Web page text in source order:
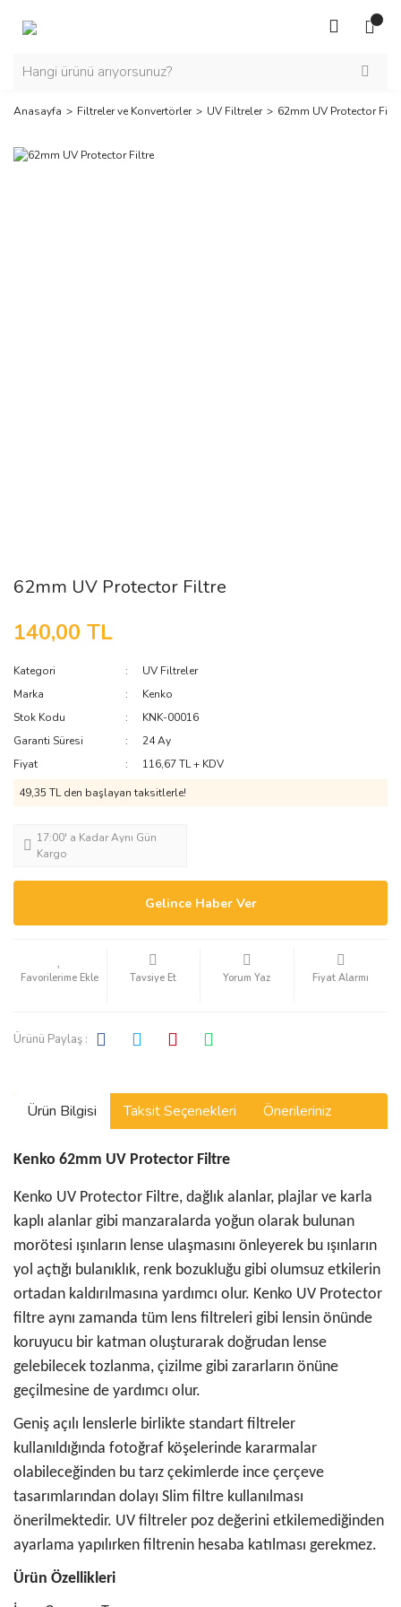
Anasayfa Filtreler ve Konvertörler UV Filtreler 62mm UV Protector
62mm UV Protector Filtre
140,00 TL
Kategori
UV Filtreler
Marka
Kenko
Stok Kodu
KNK-00016
Garanti Süresi
24 Ay
Fiyat
116,67 TL + KDV
49,35 TL den başlayan taksitlerle!
17:00' a Kadar Aynı Gün
Kargo
Gelince Haber Ver
Tavsiye Et Yorum Yaz Fiyat Alarmı
Ürünü Paylaş :
Ürün Bilgisi Taksit Seçenekleri Önerileriniz
Kenko 62mm UV Protector Filtre
Kenko UV Protector Filtre, dağlık alanlar, plajlar ve karla
kaplı alanlar gibi manzaralarda yoğun olarak bulunan
morötesi ışınların lense ulaşmasını önleyerek bu ışınların
yol açtığı bulanıklık, renk bozukluğu gibi olumsuz etkilerin
ortadan kaldırılmasına yardımcı olur. Kenko UV Protector
filtre aynı zamanda tüm lens filtreleri gibi lensin önünde
koruyucu bir katman oluşturarak doğrudan lense
gelebilecek tozlanma, çizilme gibi zararların önüne
geçilmesine de yardımcı olur.
Geniş açılı lenslerle birlikte standart filtreler
kullanıldığında fotoğraf köşelerinde kararmalar
olabileceğinden bu tarz çekimlerde ince çerçeve
tasarımlarından dolayı Slim filtre kullanılması
önerilmektedir. UV filtreler poz değerini etkilemediğinden
ayarlama yapılırken filtrenin hesaba katılması gerekmez.
Ürün Özellikleri